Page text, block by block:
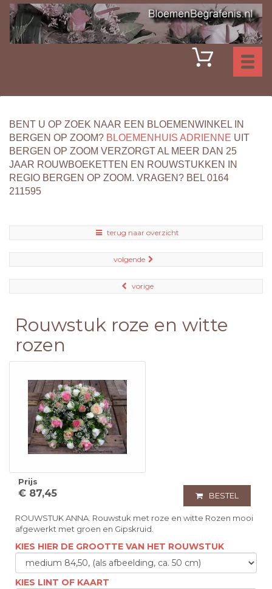
BENT U OP ZOEK NAAR EEN BLOEMENWINKEL IN
BERGEN OP ZOOM? BLOEMENHUIS ADRIENNE UIT
BERGEN OP ZOOM VERZORGT AL MEER DAN 25
JAAR ROUWBOEKETTEN EN ROUWSTUKKEN IN
REGIO BERGEN OP ZOOM. VRAGEN? BEL 0164
211595
terug naar overzicht
volgende
vorige
Rouwstuk roze en witte
rozen
Prijs
€ 87,45 BESTEL
ROUWSTUK ANNA. Rouwstuk met roze en witte Rozen mooi
afgewerkt met groen en Gipskruid.
KIES HIER DE GROOTTE VAN HET ROUWSTUK
KIES LINT OF KAART